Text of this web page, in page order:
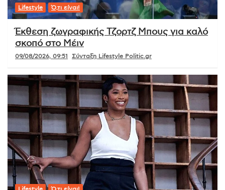
Lifestyle Ό,τι είναι!
Έκθεση ζωγραφικής Τζορτζ Μπους για καλό
σκοπό στο Μέιν
09/08/2026, 09:51 Σύνταξη Lifestyle Politic.gr